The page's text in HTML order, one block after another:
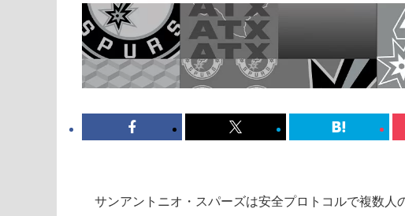
サンアントニオ・スパーズは安全プロトコルで複数